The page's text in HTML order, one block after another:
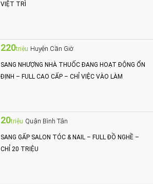
VIỆT TRÌ
220triệu Huyện Cần Giờ
SANG NHƯỢNG NHÀ THUỐC ĐANG HOẠT ĐỘNG ỔN
ĐỊNH – FULL CAO CẤP – CHỈ VIỆC VÀO LÀM
20triệu Quận Bình Tân
SANG GẤP SALON TÓC & NAIL – FULL ĐỒ NGHỀ –
CHỈ 20 TRIỆU